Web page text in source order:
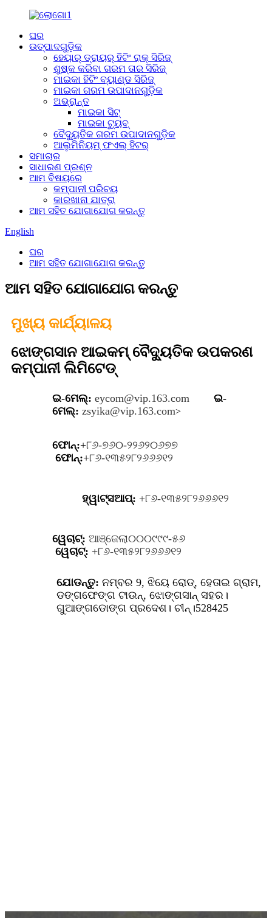
ଘର
ଉତ୍ପାଦଗୁଡ଼ିକ
ହେୟାର୍ ଡ୍ରାୟର୍ ହିଟିଂ ରାକ୍ ସିରିଜ୍
ଶୁଷ୍କ କରିବା ଗରମ ତାର ସିରିଜ୍
ମାଇକା ହିଟିଂ ବ୍ୟାଣ୍ଡ ସିରିଜ୍
ମାଇକା ଗରମ ଉପାଦାନଗୁଡ଼ିକ
ଅଭ୍ରାନ୍ତ
ମାଇକା ସିଟ୍
ମାଇକା ଟ୍ୟୁବ୍
ବୈଦ୍ୟୁତିକ ଗରମ ଉପାଦାନଗୁଡ଼ିକ
ଆଲୁମିନିୟମ୍ ଫଏଲ୍ ହିଟର୍
ସମାଚାର
ସାଧାରଣ ପ୍ରଶ୍ନ
ଆମ ବିଷୟରେ
କମ୍ପାନୀ ପରିଚୟ
କାରଖାନା ଯାତ୍ରା
ଆମ ସହିତ ଯୋଗାଯୋଗ କରନ୍ତୁ
English
ଘର
ଆମ ସହିତ ଯୋଗାଯୋଗ କରନ୍ତୁ
ଆମ ସହିତ ଯୋଗାଯୋଗ କରନ୍ତୁ
ମୁଖ୍ୟ କାର୍ଯ୍ୟାଳୟ
ଝୋଙ୍ଗସାନ ଆଇକମ୍ ବୈଦ୍ୟୁତିକ ଉପକରଣ
କମ୍ପାନୀ ଲିମିଟେଡ୍
ଇ-ମେଲ୍: eycom@vip.163.com
ଇ-
ମେଲ୍: zsyika@vip.163.com>
ଫୋନ୍:+୮୬-୭୬୦-୨୨୬୨୦୬୭୭
ଫୋନ୍:+୮୬-୧୩୫୨୮୨୬୬୬୧୨
ହ୍ୱାଟ୍ସଆପ୍: +୮୬-୧୩୫୨୮୨୬୬୬୧୨
ୱେଚାଟ୍: ଆଞ୍ଜେଲା୦୦୦୯୯୯-୫୬
ୱେଚାଟ୍: +୮୬-୧୩୫୨୮୨୬୬୬୧୨
ଯୋଡନ୍ତୁ: ନମ୍ବର 9, ଝିୟେ ରୋଡ୍, ହେତାଇ ଗ୍ରାମ,
ଡଙ୍ଗଫେଙ୍ଗ ଟାଉନ୍, ଝୋଙ୍ଗସାନ୍ ସହର।
ଗୁଆଙ୍ଗଡୋଙ୍ଗ ପ୍ରଦେଶ। ଚୀନ୍।528425